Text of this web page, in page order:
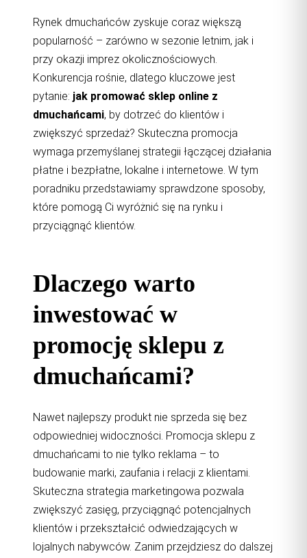
Rynek dmuchańców zyskuje coraz większą
popularność – zarówno w sezonie letnim, jak i
przy okazji imprez okolicznościowych.
Konkurencja rośnie, dlatego kluczowe jest
pytanie: jak promować sklep online z
dmuchańcami, by dotrzeć do klientów i
zwiększyć sprzedaż? Skuteczna promocja
wymaga przemyślanej strategii łączącej działania
płatne i bezpłatne, lokalne i internetowe. W tym
poradniku przedstawiamy sprawdzone sposoby,
które pomogą Ci wyróżnić się na rynku i
przyciągnąć klientów.
Dlaczego warto
inwestować w
promocję sklepu z
dmuchańcami?
Nawet najlepszy produkt nie sprzeda się bez
odpowiedniej widoczności. Promocja sklepu z
dmuchańcami to nie tylko reklama – to
budowanie marki, zaufania i relacji z klientami.
Skuteczna strategia marketingowa pozwala
zwiększyć zasięg, przyciągnąć potencjalnych
klientów i przekształcić odwiedzających w
lojalnych nabywców. Zanim przejdziesz do dalszej